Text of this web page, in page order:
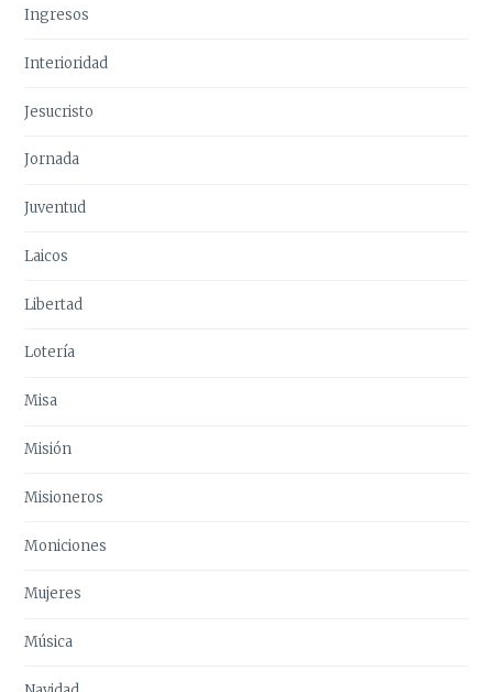
Ingresos
Interioridad
Jesucristo
Jornada
Juventud
Laicos
Libertad
Lotería
Misa
Misión
Misioneros
Moniciones
Mujeres
Música